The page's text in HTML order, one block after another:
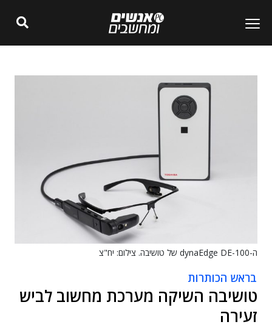
ה-dynaEdge DE-100 של טושיבה. צילום: יח"צ
בראש הכותרות
טושיבה השיקה מערכת מחשוב לביש
זעירה